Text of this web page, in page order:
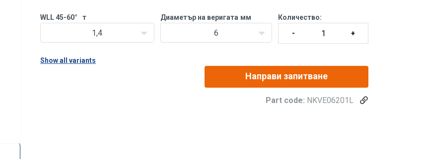
WLL 45-60° т
1,4
Диаметър на веригата мм
6
Количество:
Show all variants
Направи запитване
Part code: NKVE06201L